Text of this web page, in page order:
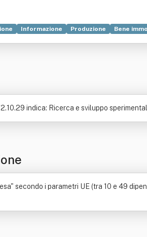
Informazione Produzione Bene
indica: Ricerca e sviluppo
secondo i parametri UE (tra 10 e 49